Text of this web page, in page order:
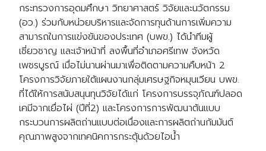
กระทรวงการอุดมศึกษา วิทยาศาสตร์ วิจัยและนวัตกรรม
(อว.) ร่วมกับหน่วยบริหารและจัดการทุนด้านการเพิ่มความ
สามารถในการแข่งขันของประเทศ (บพข.) ได้นำทีมผู้
เชี่ยวชาญ และเจ้าหน้าที่ ลงพื้นที่อำเภอศรีเทพ จังหวัด
เพชรบูรณ์ เมื่อไม่นานผ่านมาเพื่อติดตามความคืบหน้า 2
โครงการวิจัยภายใต้แผนงานกลุ่มเศรษฐกิจหมุนเวียน บพข.
ที่ได้ให้การสนับสนุนทุนวิจัยได้แก่ โครงการบรรจุภัณฑ์ปลอด
เคมีจากเยื่อไผ่ (ปีที่2) และโครงการการพัฒนาต้นแบบ
กระบวนการผลิตถ่านแบบต่อเนื่องและการผลิตถ่านกัมมันต์
คุณภาพสูงจากเทคนิคการกระตุ้นด้วยไอน้ำ